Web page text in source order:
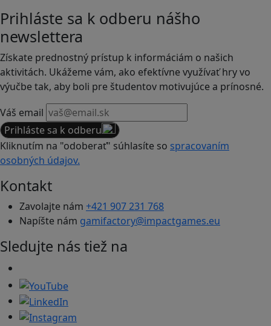
Prihláste sa k odberu nášho
newslettera
Získate prednostný prístup k informáciám o našich
aktivitách. Ukážeme vám, ako efektívne využívať hry vo
výučbe tak, aby boli pre študentov motivujúce a prínosné.
Váš email
Prihláste sa k odberu
Kliknutím na "odoberať" súhlasíte so spracovaním
osobných údajov.
Kontakt
Zavolajte nám +421 907 231 768
Napíšte nám gamifactory@impactgames.eu
Sledujte nás tiež na